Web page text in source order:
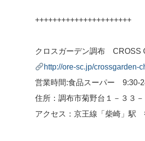
++++++++++++++++++++++
クロスガーデン調布 CROSS
http://ore-sc.jp/crossgarden-
営業時間:食品スーパー 9:30-
住所：調布市菊野台１－３３－
アクセス：京王線「柴崎」駅